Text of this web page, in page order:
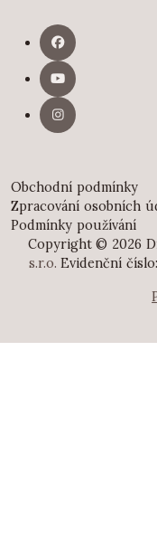
Obchodní podmínky
Zpracování osobních
Podmínky používání
Copyright © 2026
s.r.o. Evidenční